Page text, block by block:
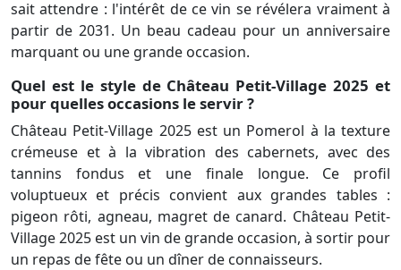
sait attendre : l'intérêt de ce vin se révélera vraiment à
partir de 2031. Un beau cadeau pour un anniversaire
marquant ou une grande occasion.
Quel est le style de Château Petit-Village 2025 et
pour quelles occasions le servir ?
Château Petit-Village 2025 est un Pomerol à la texture
crémeuse et à la vibration des cabernets, avec des
tannins fondus et une finale longue. Ce profil
voluptueux et précis convient aux grandes tables :
pigeon rôti, agneau, magret de canard. Château Petit-
Village 2025 est un vin de grande occasion, à sortir pour
un repas de fête ou un dîner de connaisseurs.